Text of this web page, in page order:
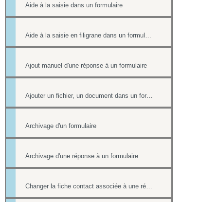
Aide à la saisie dans un formulaire
Aide à la saisie en filigrane dans un formulaire en ligne
Ajout manuel d'une réponse à un formulaire
Ajouter un fichier, un document dans un formulaire
Archivage d'un formulaire
Archivage d'une réponse à un formulaire
Changer la fiche contact associée à une réponse d'un formulaire